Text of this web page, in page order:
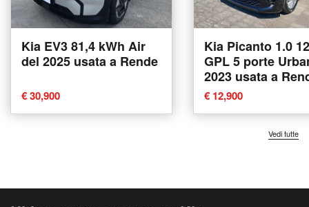
Kia EV3 81,4 kWh Air
del 2025 usata a Rende
€ 30,900
Kia Picanto 1.0
GPL 5 porte
2023 usata a
€ 12,900
Vedi tutte